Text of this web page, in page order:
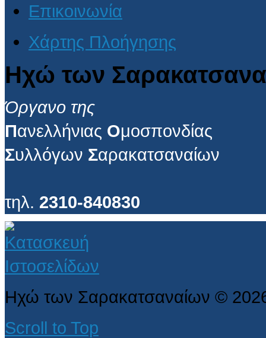
Επικοινωνία
Χάρτης Πλοήγησης
Ηχώ των
Όργανο της
Πανελλήνιας Ομοσπονδίας
Συλλόγων Σαρακατσαναίων
τηλ. 2310-840830
Ηχώ των Σαρακατσαναίων ©
Scroll to Top